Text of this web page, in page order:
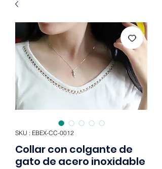
:EBEPEX30
SKU : EBEX-CC-0012
Collar con colgante de
gato de acero inoxidable